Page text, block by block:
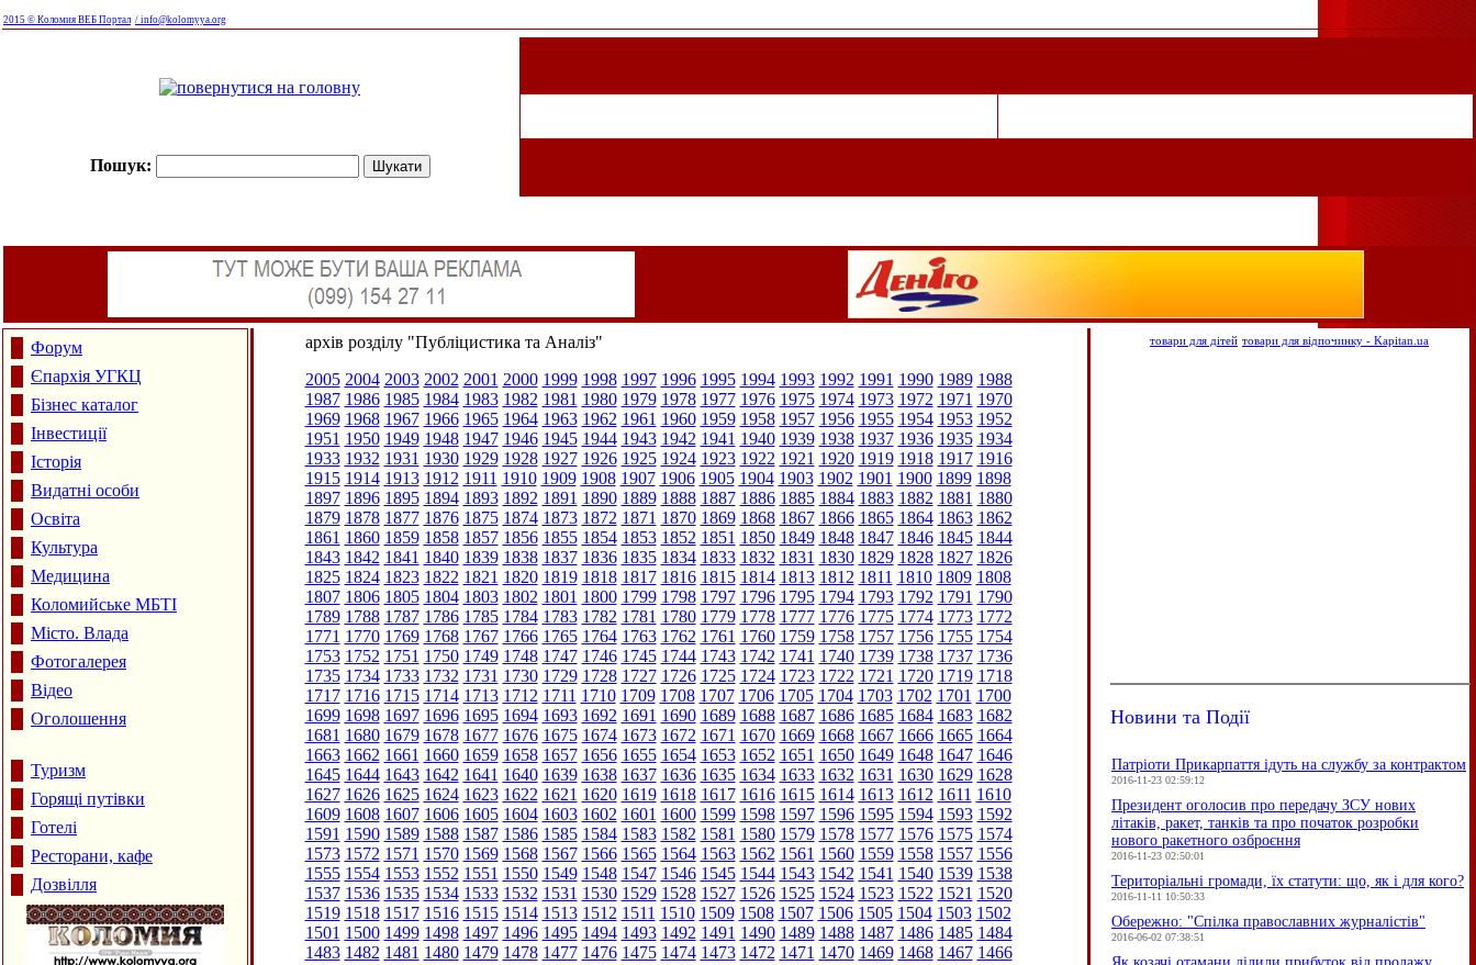
2015 © Коломия ВЕБ Портал / info@kolomyya.org
Пошук:
Форум
Єпархія УГКЦ
Бізнес каталог
Інвестиції
Історія
Видатні особи
Освіта
Культура
Медицина
Коломийське МБТІ
Місто. Влада
Фотогалерея
Відео
Оголошення
Туризм
Горящі путівки
Готелі
Ресторани, кафе
Дозвілля
архів розділу "Публіцистика та Аналіз"
2005 2004 2003 2002 2001 2000 1999 1998 1997 1996 1995 1994 1993 1992 1991 1990 1989 1988
1987 1986 1985 1984 1983 1982 1981 1980 1979 1978 1977 1976 1975 1974 1973 1972 1971 1970
1969 1968 1967 1966 1965 1964 1963 1962 1961 1960 1959 1958 1957 1956 1955 1954 1953 1952
1951 1950 1949 1948 1947 1946 1945 1944 1943 1942 1941 1940 1939 1938 1937 1936 1935 1934
1933 1932 1931 1930 1929 1928 1927 1926 1925 1924 1923 1922 1921 1920 1919 1918 1917 1916
1915 1914 1913 1912 1911 1910 1909 1908 1907 1906 1905 1904 1903 1902 1901 1900 1899 1898
1897 1896 1895 1894 1893 1892 1891 1890 1889 1888 1887 1886 1885 1884 1883 1882 1881 1880
1879 1878 1877 1876 1875 1874 1873 1872 1871 1870 1869 1868 1867 1866 1865 1864 1863 1862
1861 1860 1859 1858 1857 1856 1855 1854 1853 1852 1851 1850 1849 1848 1847 1846 1845 1844
1843 1842 1841 1840 1839 1838 1837 1836 1835 1834 1833 1832 1831 1830 1829 1828 1827 1826
1825 1824 1823 1822 1821 1820 1819 1818 1817 1816 1815 1814 1813 1812 1811 1810 1809 1808
1807 1806 1805 1804 1803 1802 1801 1800 1799 1798 1797 1796 1795 1794 1793 1792 1791 1790
1789 1788 1787 1786 1785 1784 1783 1782 1781 1780 1779 1778 1777 1776 1775 1774 1773 1772
1771 1770 1769 1768 1767 1766 1765 1764 1763 1762 1761 1760 1759 1758 1757 1756 1755 1754
1753 1752 1751 1750 1749 1748 1747 1746 1745 1744 1743 1742 1741 1740 1739 1738 1737 1736
1735 1734 1733 1732 1731 1730 1729 1728 1727 1726 1725 1724 1723 1722 1721 1720 1719 1718
1717 1716 1715 1714 1713 1712 1711 1710 1709 1708 1707 1706 1705 1704 1703 1702 1701 1700
1699 1698 1697 1696 1695 1694 1693 1692 1691 1690 1689 1688 1687 1686 1685 1684 1683 1682
1681 1680 1679 1678 1677 1676 1675 1674 1673 1672 1671 1670 1669 1668 1667 1666 1665 1664
1663 1662 1661 1660 1659 1658 1657 1656 1655 1654 1653 1652 1651 1650 1649 1648 1647 1646
1645 1644 1643 1642 1641 1640 1639 1638 1637 1636 1635 1634 1633 1632 1631 1630 1629 1628
1627 1626 1625 1624 1623 1622 1621 1620 1619 1618 1617 1616 1615 1614 1613 1612 1611 1610
1609 1608 1607 1606 1605 1604 1603 1602 1601 1600 1599 1598 1597 1596 1595 1594 1593 1592
1591 1590 1589 1588 1587 1586 1585 1584 1583 1582 1581 1580 1579 1578 1577 1576 1575 1574
1573 1572 1571 1570 1569 1568 1567 1566 1565 1564 1563 1562 1561 1560 1559 1558 1557 1556
1555 1554 1553 1552 1551 1550 1549 1548 1547 1546 1545 1544 1543 1542 1541 1540 1539 1538
1537 1536 1535 1534 1533 1532 1531 1530 1529 1528 1527 1526 1525 1524 1523 1522 1521 1520
1519 1518 1517 1516 1515 1514 1513 1512 1511 1510 1509 1508 1507 1506 1505 1504 1503 1502
1501 1500 1499 1498 1497 1496 1495 1494 1493 1492 1491 1490 1489 1488 1487 1486 1485 1484
1483 1482 1481 1480 1479 1478 1477 1476 1475 1474 1473 1472 1471 1470 1469 1468 1467 1466
товари для дітей товари для відпочинку - Kapitan.ua
Новини та Події
Патріоти Прикарпаття ідуть на службу за контрактом
2016-11-23 02:59:12
Президент оголосив про передачу ЗСУ нових
літаків, ракет, танків та про початок розробки
нового ракетного озброєння
2016-11-23 02:50:01
Територіальні громади, їх статути: що, як і для кого?
2016-11-11 10:50:33
Обережно: "Спілка православних журналістів"
2016-06-02 07:38:51